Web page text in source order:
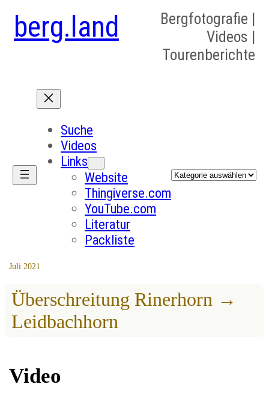
berg.land
Bergfotografie |
Videos |
Tourenberichte
Suche
Videos
Links
Website
Thingiverse.com
YouTube.com
Literatur
Packliste
Kategorien
Juli 2021
Überschreitung Rinerhorn →
Leidbachhorn
Video